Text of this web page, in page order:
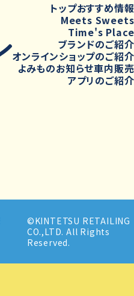
トップおすすめ情報
Meets Sweets
Time's Place
ブランドのご紹介
オンラインショップのご紹介
よみものお知らせ車内販売
アプリのご紹介
©KINTETSU RETAILING
CO.,LTD. All Rights
Reserved.